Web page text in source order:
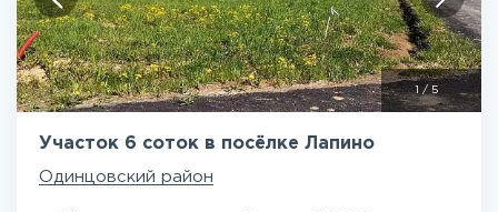
1 / 5
Участок 6 соток в посёлке Лапино
Одинцовский район